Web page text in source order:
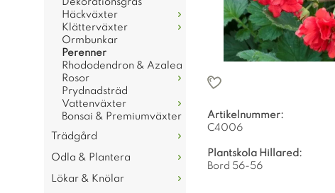
Dekorationsgräs
Häckväxter
Klätterväxter
Ormbunkar
Perenner
Rhododendron & Azalea
Rosor
Prydnadsträd
Vattenväxter
Bonsai & Premiumväxter
Trädgård
Odla & Plantera
Lökar & Knölar
Artikelnummer:
C4006
Plantskola Hillared:
Bord 56-56